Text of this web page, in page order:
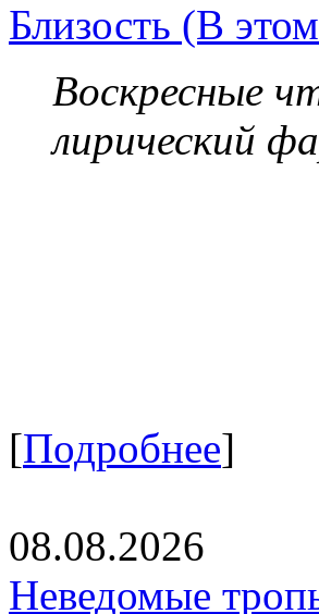
Близость (В
Воскресные
лирический
[Подробнее]
08.08.2026
Неведомые